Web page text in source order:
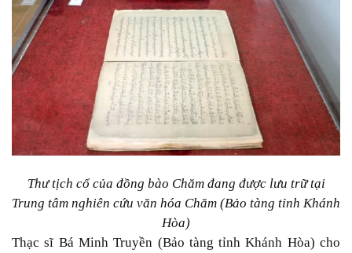
Thư tịch cổ của đồng bào Chăm đang được lưu trữ tại
Trung tâm nghiên cứu văn hóa Chăm (Bảo tàng tỉnh Khánh
Hòa)
Thạc sĩ Bá Minh Truyền (Bảo tàng tỉnh Khánh Hòa) cho